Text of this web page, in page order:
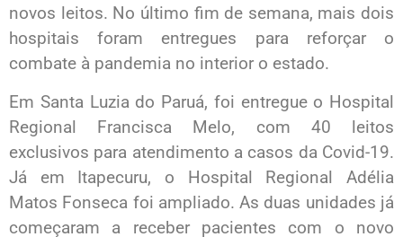
novos leitos. No último fim de semana, mais dois
hospitais foram entregues para reforçar o
combate à pandemia no interior o estado.
Em Santa Luzia do Paruá, foi entregue o Hospital
Regional Francisca Melo, com 40 leitos
exclusivos para atendimento a casos da Covid-19.
Já em Itapecuru, o Hospital Regional Adélia
Matos Fonseca foi ampliado. As duas unidades já
começaram a receber pacientes com o novo